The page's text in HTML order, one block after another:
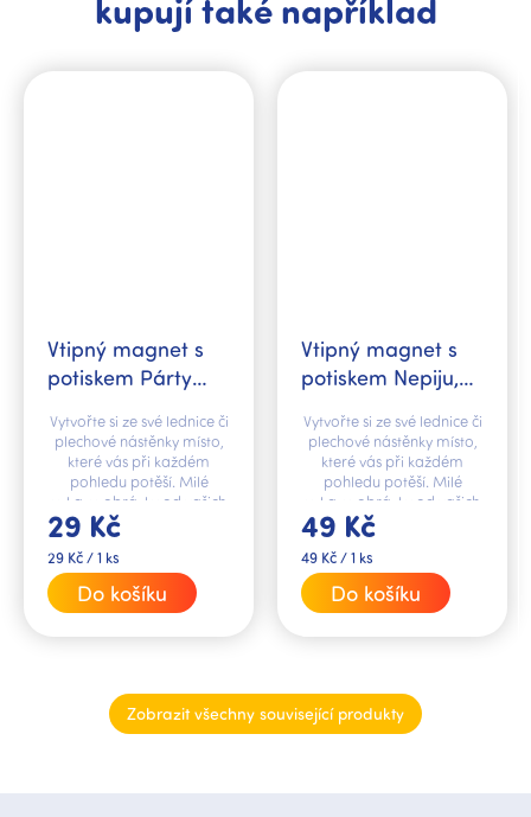
kupují také například
Vtipný magnet s
potiskem Párty
29 Kč
Měrná
cena:
29 Kč / 1 ks
Do košíku
Vytvořte si ze své lednice či
plechové nástěnky místo,
které vás při každém
pohledu potěší. Milé
vzkazy, obrázky od vašich
dětí nebo fotografie z cest
si připněte vtipným...
Vtipný magnet s
potiskem Nepiju,
nezahýbám
49 Kč
Měrná
cena:
49 Kč / 1 ks
Do košíku
Vytvořte si ze své lednice či
plechové nástěnky místo,
které vás při každém
pohledu potěší. Milé
vzkazy, obrázky od vašich
dětí nebo fotografie z cest
si připněte vtipným...
Zobrazit všechny související produkty